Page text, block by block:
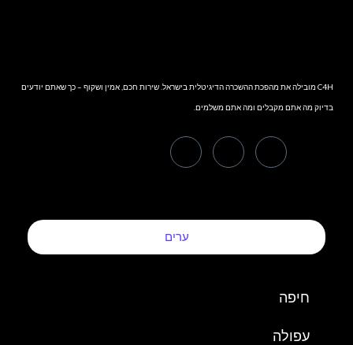
C4H מובילה את מהפכת ההשכרה הדיגיטלית בישראל. שירות חכם, אמין ושקוף – כך שאתם יודעים
בדיוק מה אתם מקבלים ומה אתם משלמים.
ערים
חיפה
עפולה